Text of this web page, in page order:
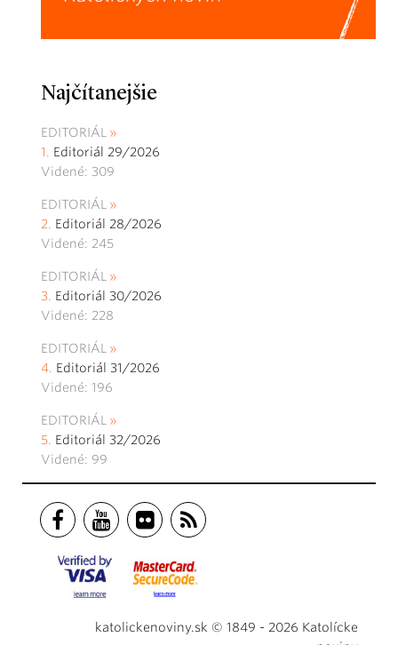
Najčítanejšie
EDITORIÁL
Editoriál 29/2026
Videné: 309
EDITORIÁL
Editoriál 28/2026
Videné: 245
EDITORIÁL
Editoriál 30/2026
Videné: 228
EDITORIÁL
Editoriál 31/2026
Videné: 196
EDITORIÁL
Editoriál 32/2026
Videné: 99
katolickenoviny.sk © 1849 - 2026 Katolícke